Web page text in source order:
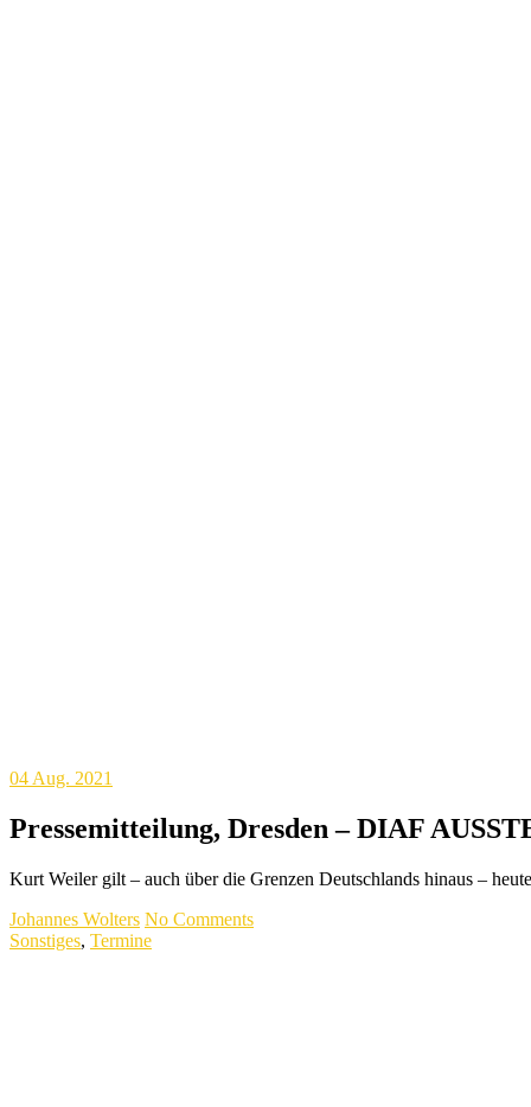
04Aug. 2021
Pressemitteilung, Dresden – DIAF
Kurt Weiler gilt – auch über die Grenzen Deutschlands hinaus –
Johannes Wolters No Comments
Sonstiges, Termine